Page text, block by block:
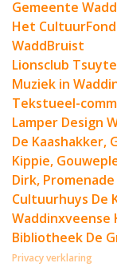
Gemeente
Het
WaddBruist
Lionsclub
Muziek in
Tekstueel-
Lamper Design
De Kaashakker,
Kippie,
Dirk,
Cultuurhuys De
Waddinxveense
Bibliotheek De
Privacy verklaring